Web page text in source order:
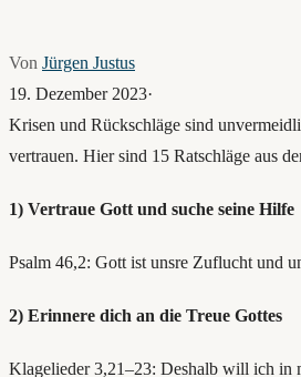
Von Jürgen Justus
19. Dezember 2023·
Krisen und Rückschläge sind
vertrauen. Hier sind 15 Ratschläge aus
1) Vertraue Gott und suche seine Hilfe
Psalm 46,2: Gott ist unsre Zuflucht und
2) Erinnere dich an die Treue Gottes
Klagelieder 3,21–23: Deshalb will ich in